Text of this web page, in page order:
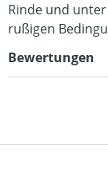
Rinde und
rußigen
Bewertungen